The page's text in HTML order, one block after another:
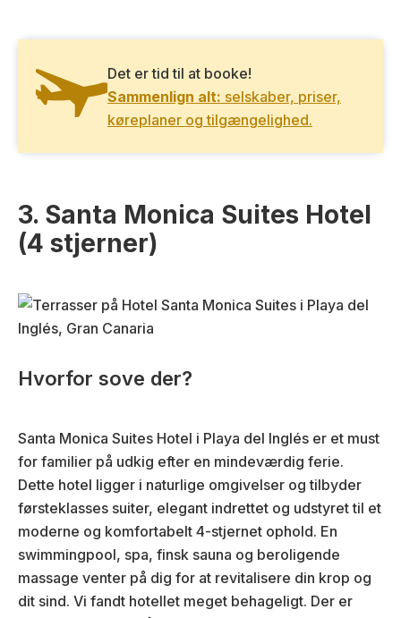
Det er tid til at booke!
Sammenlign alt: selskaber, priser,
køreplaner og tilgængelighed.
3. Santa Monica Suites Hotel
(4 stjerner)
Hvorfor sove der?
Santa Monica Suites Hotel i Playa del Inglés er et must
for familier på udkig efter en mindeværdig ferie.
Dette hotel ligger i naturlige omgivelser og tilbyder
førsteklasses suiter, elegant indrettet og udstyret til et
moderne og komfortabelt 4-stjernet ophold. En
swimmingpool, spa, finsk sauna og beroligende
massage venter på dig for at revitalisere din krop og
dit sind. Vi fandt hotellet meget behageligt. Der er